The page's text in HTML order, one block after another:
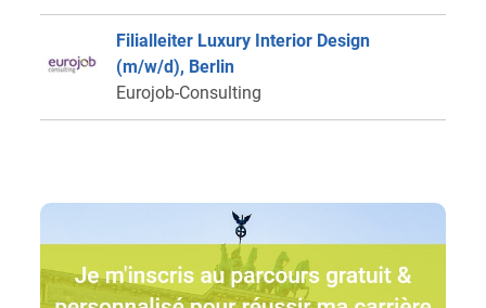
Filialleiter Luxury Interior Design
(m/w/d), Berlin
Eurojob-Consulting